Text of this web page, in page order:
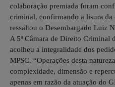
colaboração premiada foram
criminal, confirmando a lisura da
ressaltou o Desembargado Luiz
A 5ª Câmara de Direito Criminal
acolheu a integralidade dos
MPSC. “Operações desta
complexidade, dimensão e
apenas em razão da atuação do